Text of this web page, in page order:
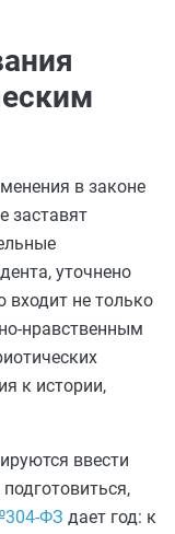
в законе
заставят
уточнено
входит не только
нравственным
к истории,
ввести
ФЗ дает год: к